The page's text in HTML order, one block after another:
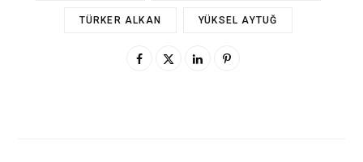
TÜRKER ALKAN YÜKSEL AYTUĞ